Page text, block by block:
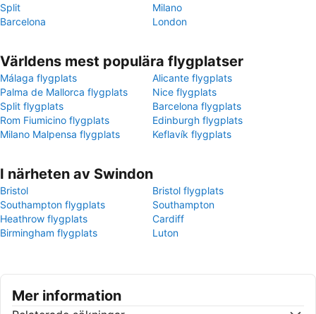
Split
Milano
Barcelona
London
Världens mest populära flygplatser
Málaga flygplats
Alicante flygplats
Palma de Mallorca flygplats
Nice flygplats
Split flygplats
Barcelona flygplats
Rom Fiumicino flygplats
Edinburgh flygplats
Milano Malpensa flygplats
Keflavík flygplats
I närheten av Swindon
Bristol
Bristol flygplats
Southampton flygplats
Southampton
Heathrow flygplats
Cardiff
Birmingham flygplats
Luton
Mer information